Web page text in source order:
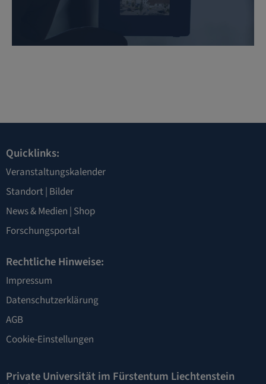
Quicklinks:
Veranstaltungskalender
Standort| Bilder
News & Medien | Shop
Forschungsportal
Rechtliche Hinweise:
Impressum
Datenschutzerklärung
AGB
Cookie-Einstellungen
Private Universität im Fürstentum Liechtenstein